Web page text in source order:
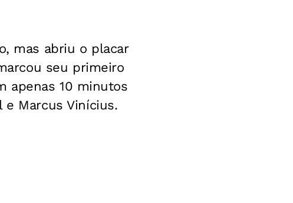
mas abriu o placar
seu primeiro
apenas 10 minutos
Marcus Vinícius.